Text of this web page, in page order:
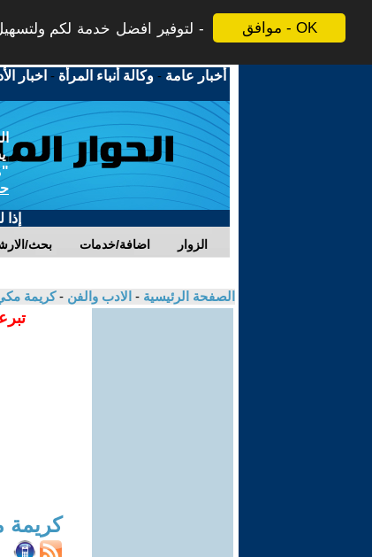
موافق - OK
لتوفير افضل خدمة لكم
أخبار عامة -وكالة أنباء المرأة - اخبار
بحث/ اضافة/خدمات الزوار
الصفحة الرئيسية - الادب والفن -كريمة